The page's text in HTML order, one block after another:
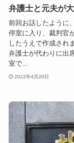
弁護士と元夫が
前回お話したように
停室に入り、裁判官
したうえで作成され
弁護士が代わりに出
室で...
2022年4月20日